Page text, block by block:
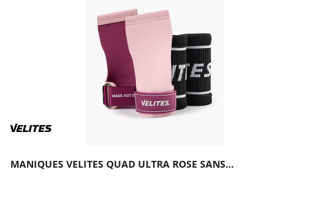
MANIQUES VELITES QUAD ULTRA ROSE SANS...